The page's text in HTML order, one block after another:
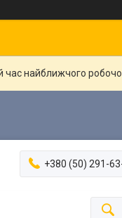
час найближчого
+380 (50) 291-